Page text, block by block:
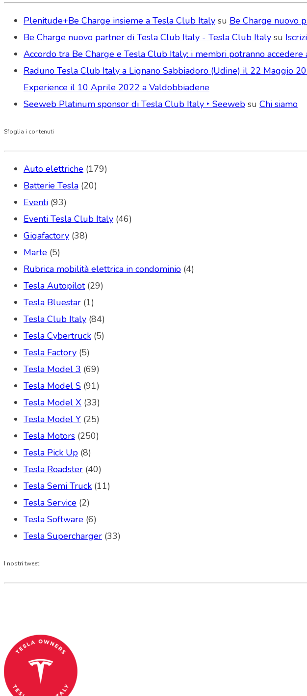
Plenitude+Be Charge insieme a Tesla Club Italy su Be Charge nuovo
Be Charge nuovo partner di Tesla Club Italy - Tesla Club Italy su
Accordo tra Be Charge e Tesla Club Italy: i membri potranno
Raduno Tesla Club Italy a Lignano Sabbiadoro (Udine) il 22 Maggio
Experience il 10 Aprile 2022 a Valdobbiadene
Seeweb Platinum sponsor di Tesla Club Italy ‣ Seeweb su Chi siamo
Sfoglia i contenuti
Auto elettriche (179)
Batterie Tesla (20)
Eventi (93)
Eventi Tesla Club Italy (46)
Gigafactory (38)
Marte (5)
Rubrica mobilità elettrica in condominio (4)
Tesla Autopilot(29)
Tesla Bluestar (1)
Tesla Club Italy (84)
Tesla Cybertruck (5)
Tesla Factory (5)
Tesla Model 3 (69)
Tesla Model S (91)
Tesla Model X (33)
Tesla Model Y (25)
Tesla Motors (250)
Tesla Pick Up (8)
Tesla Roadster (40)
Tesla Semi Truck (11)
Tesla Service (2)
Tesla Software (6)
Tesla Supercharger (33)
I nostri tweet!